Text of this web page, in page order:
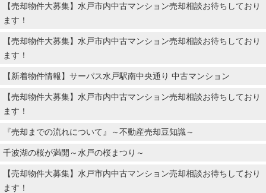
【売却物件大募集】水戸市内中古マンション売却相談お待ちしており
ます！
【売却物件大募集】水戸市内中古マンション売却相談お待ちしており
ます！
【新着物件情報】サーパス水戸駅南中央通り 中古マンション
【売却物件大募集】水戸市内中古マンション売却相談お待ちしており
ます！
『売却までの流れについて』～不動産売却豆知識～
千波湖の桜が満開～水戸の桜まつり～
【売却物件大募集】水戸市内中古マンション売却相談お待ちしており
ます！